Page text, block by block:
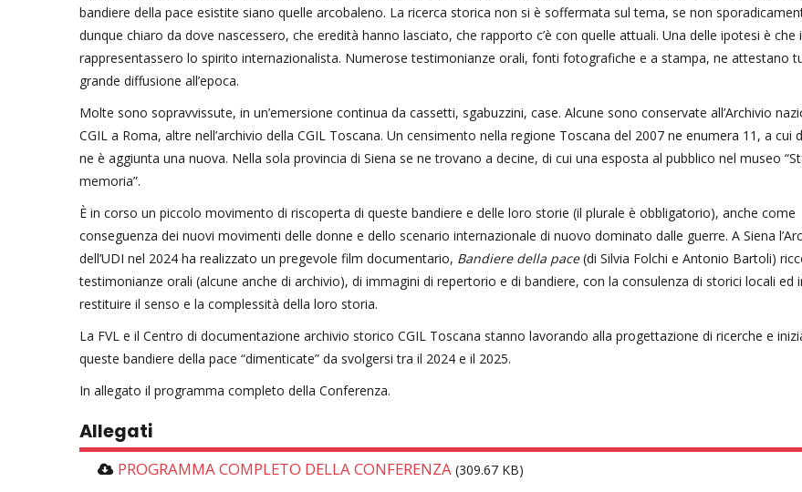
bandiere della pace esistite siano quelle arcobaleno. La ricerca storica non si è soffermata sul tema, se non
dunque chiaro da dove nascessero, che eredità hanno lasciato, che rapporto c’è con quelle attuali. Una delle ipotesi è che
rappresentassero lo spirito internazionalista. Numerose testimonianze orali, fonti fotografiche e a stampa, ne attestano
grande diffusione all’epoca.
Molte sono sopravvissute, in un’emersione continua da cassetti, sgabuzzini, case. Alcune sono conservate all’Archivio
CGIL a Roma, altre nell’archivio della CGIL Toscana. Un censimento nella regione Toscana del 2007 ne enumera 11, a cui
ne è aggiunta una nuova. Nella sola provincia di Siena se ne trovano a decine, di cui una esposta al pubblico nel museo
memoria”.
È in corso un piccolo movimento di riscoperta di queste bandiere e delle loro storie (il plurale è obbligatorio), anche come
conseguenza dei nuovi movimenti delle donne e dello scenario internazionale di nuovo dominato dalle guerre. A Siena
dell’UDI nel 2024 ha realizzato un pregevole film documentario, Bandiere della pace(di Silvia Folchi e Antonio Bartoli)
testimonianze orali (alcune anche di archivio), di immagini di repertorio e di bandiere, con la consulenza di storici locali ed
restituire il senso e la complessità della loro storia.
La FVL e il Centro di documentazione archivio storico CGIL Toscana stanno lavorando alla progettazione di ricerche e
queste bandiere della pace “dimenticate” da svolgersi tra il 2024 e il 2025.
In allegato il programma completo della Conferenza.
Allegati
PROGRAMMA COMPLETO DELLA CONFERENZA (309.67 KB)